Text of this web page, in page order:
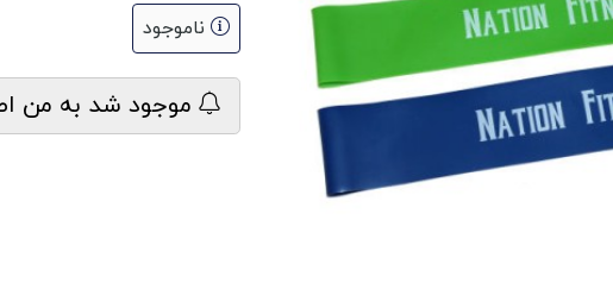
ناموجود
موجود شد به من